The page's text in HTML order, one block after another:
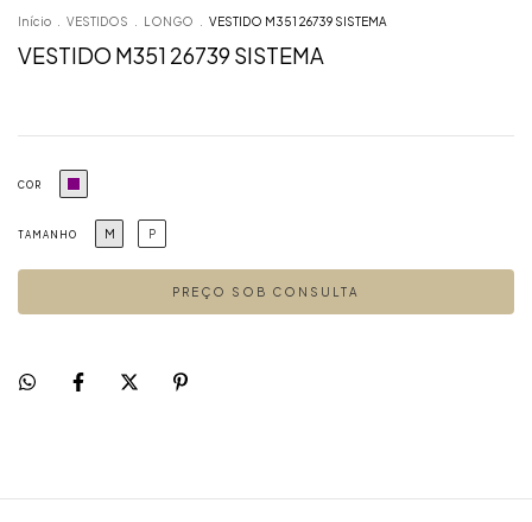
Início VESTIDOS LONGO VESTIDO M351 26739 SISTEMA
VESTIDO M351 26739 SISTEMA
COR
TAMANHO M P